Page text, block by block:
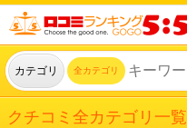
カテゴリ 全カテゴリ
クチコミ全カテゴリ一覧